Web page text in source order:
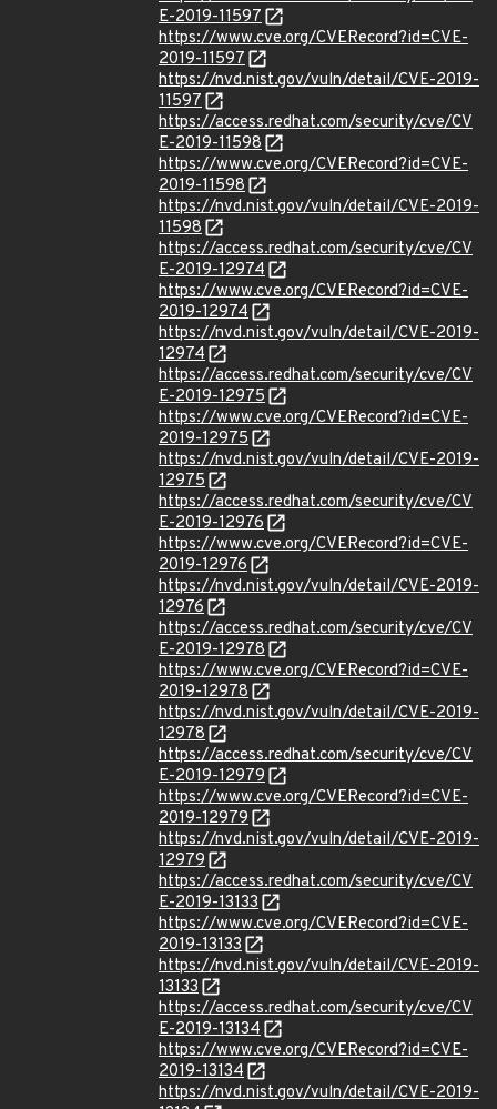
E-2019-11597
https://www.cve.org/CVERecord?id=CVE-
2019-11597
https://nvd.nist.gov/vuln/detail/CVE-2019-
11597
https://access.redhat.com/security/cve/CV
E-2019-11598
https://www.cve.org/CVERecord?id=CVE-
2019-11598
https://nvd.nist.gov/vuln/detail/CVE-2019-
11598
https://access.redhat.com/security/cve/CV
E-2019-12974
https://www.cve.org/CVERecord?id=CVE-
2019-12974
https://nvd.nist.gov/vuln/detail/CVE-2019-
12974
https://access.redhat.com/security/cve/CV
E-2019-12975
https://www.cve.org/CVERecord?id=CVE-
2019-12975
https://nvd.nist.gov/vuln/detail/CVE-2019-
12975
https://access.redhat.com/security/cve/CV
E-2019-12976
https://www.cve.org/CVERecord?id=CVE-
2019-12976
https://nvd.nist.gov/vuln/detail/CVE-2019-
12976
https://access.redhat.com/security/cve/CV
E-2019-12978
https://www.cve.org/CVERecord?id=CVE-
2019-12978
https://nvd.nist.gov/vuln/detail/CVE-2019-
12978
https://access.redhat.com/security/cve/CV
E-2019-12979
https://www.cve.org/CVERecord?id=CVE-
2019-12979
https://nvd.nist.gov/vuln/detail/CVE-2019-
12979
https://access.redhat.com/security/cve/CV
E-2019-13133
https://www.cve.org/CVERecord?id=CVE-
2019-13133
https://nvd.nist.gov/vuln/detail/CVE-2019-
13133
https://access.redhat.com/security/cve/CV
E-2019-13134
https://www.cve.org/CVERecord?id=CVE-
2019-13134
https://nvd.nist.gov/vuln/detail/CVE-2019-